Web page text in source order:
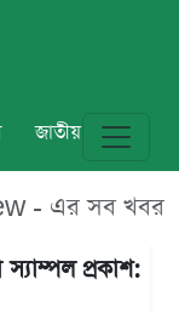
জাতীয় বিশ্ব
- এর সব খবর
প্রকাশ: